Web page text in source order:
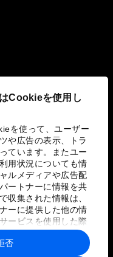
Cookieを使用し
を使って、ユーザー
や広告の表示、トラ
ています。またユー
用状況についても情
ルメディアや広告配
ートナーに情報を共
収集された情報は、
ーに提供した他の情
ービスを使用した際
み合わされ、各パー
れることがありま
否
利用規約